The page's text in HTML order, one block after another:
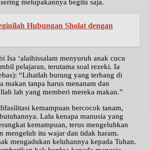
melupakannya begitu saja.
Hubungan Sholat dengan
Isa ‘alaihissalam menyuruh anak cucu
pelajaran, terutama soal rezeki. Ia
“Lihatlah burung yang terbang di
makan tanpa harus menanam dan
lah yang memberi mereka makan.”
kemampuan bercocok tanam,
Lalu kenapa manusia yang
kemampuan, terus mengeluhkan
mengeluh itu wajar dan tidak haram.
mengadukan keluhannya kepada Tuhan.